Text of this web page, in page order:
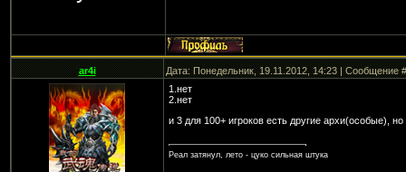
ar4i Дата: Понедельник, 19.11.2012, 14:23 | Сообщение
1.нет
2.нет
и 3 для 100+ игроков есть другие архи(особые),
Реал затянул, лето - цуко сильная штука